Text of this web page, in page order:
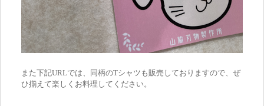
また下記URLでは、同柄のTシャツも販売しておりますので、ぜ
ひ揃えて楽しくお料理してください。